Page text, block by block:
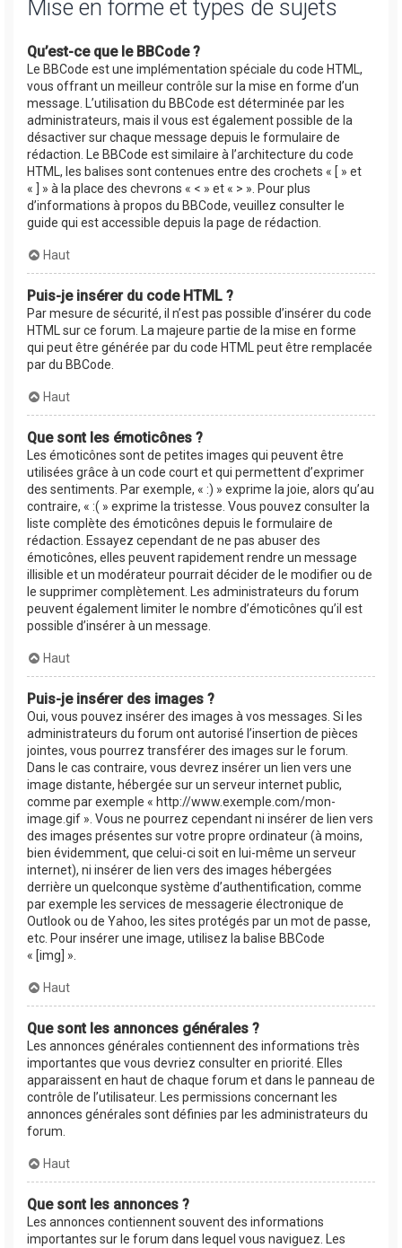
Mise en forme et types de sujets
Qu’est-ce que le BBCode ?
Le BBCode est une implémentation spéciale du code HTML,
vous offrant un meilleur contrôle sur la mise en forme d’un
message. L’utilisation du BBCode est déterminée par les
administrateurs, mais il vous est également possible de la
désactiver sur chaque message depuis le formulaire de
rédaction. Le BBCode est similaire à l’architecture du code
HTML, les balises sont contenues entre des crochets « [ » et
« ] » à la place des chevrons « < » et « > ». Pour plus
d’informations à propos du BBCode, veuillez consulter le
guide qui est accessible depuis la page de rédaction.
Haut
Puis-je insérer du code HTML ?
Par mesure de sécurité, il n’est pas possible d’insérer du code
HTML sur ce forum. La majeure partie de la mise en forme
qui peut être générée par du code HTML peut être remplacée
par du BBCode.
Haut
Que sont les émoticônes ?
Les émoticônes sont de petites images qui peuvent être
utilisées grâce à un code court et qui permettent d’exprimer
des sentiments. Par exemple, « :) » exprime la joie, alors qu’au
contraire, « :( » exprime la tristesse. Vous pouvez consulter la
liste complète des émoticônes depuis le formulaire de
rédaction. Essayez cependant de ne pas abuser des
émoticônes, elles peuvent rapidement rendre un message
illisible et un modérateur pourrait décider de le modifier ou de
le supprimer complètement. Les administrateurs du forum
peuvent également limiter le nombre d’émoticônes qu’il est
possible d’insérer à un message.
Haut
Puis-je insérer des images ?
Oui, vous pouvez insérer des images à vos messages. Si les
administrateurs du forum ont autorisé l’insertion de pièces
jointes, vous pourrez transférer des images sur le forum.
Dans le cas contraire, vous devrez insérer un lien vers une
image distante, hébergée sur un serveur internet public,
comme par exemple « http://www.exemple.com/mon-
image.gif ». Vous ne pourrez cependant ni insérer de lien vers
des images présentes sur votre propre ordinateur (à moins,
bien évidemment, que celui-ci soit en lui-même un serveur
internet), ni insérer de lien vers des images hébergées
derrière un quelconque système d’authentification, comme
par exemple les services de messagerie électronique de
Outlook ou de Yahoo, les sites protégés par un mot de passe,
etc. Pour insérer une image, utilisez la balise BBCode
« [img] ».
Haut
Que sont les annonces générales ?
Les annonces générales contiennent des informations très
importantes que vous devriez consulter en priorité. Elles
apparaissent en haut de chaque forum et dans le panneau de
contrôle de l’utilisateur. Les permissions concernant les
annonces générales sont définies par les administrateurs du
forum.
Haut
Que sont les annonces ?
Les annonces contiennent souvent des informations
importantes sur le forum dans lequel vous naviguez. Les